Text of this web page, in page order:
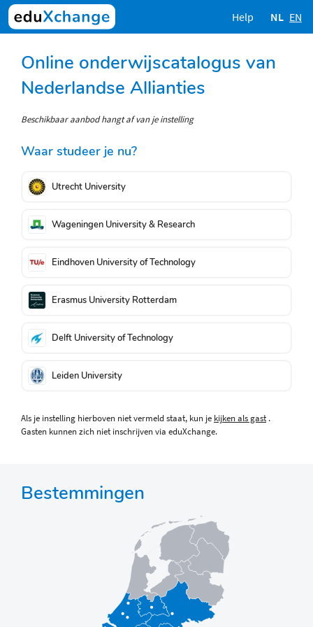
Help NL EN
Online onderwijscatalogus van
Nederlandse Allianties
Beschikbaar aanbod hangt af van je instelling
Waar studeer je nu?
Utrecht University
Wageningen University & Research
Eindhoven University of Technology
Erasmus University Rotterdam
Delft University of Technology
Leiden University
Als je instelling hierboven niet vermeld staat, kun je kijken als gast .
Gasten kunnen zich niet inschrijven via eduXchange.
Bestemmingen